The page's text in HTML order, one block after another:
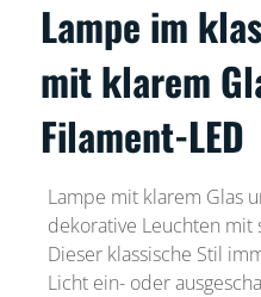
Lampe im
mit klarem
Filament-LED
Lampe mit klarem Glas
dekorative Leuchten
Dieser klassische Stil
Licht ein- oder